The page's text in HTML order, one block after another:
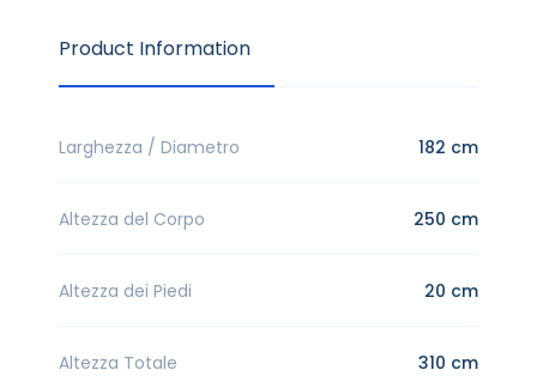
Product Information
Larghezza / Diametro 182 cm
Altezza del Corpo 250 cm
Altezza dei Piedi 20 cm
Altezza Totale 310 cm